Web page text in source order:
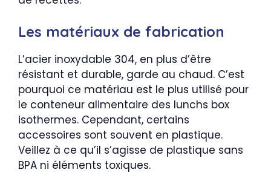
Les matériaux de fabrication
L’acier inoxydable 304, en plus d’être
résistant et durable, garde au chaud. C’est
pourquoi ce matériau est le plus utilisé pour
le conteneur alimentaire des lunchs box
isothermes. Cependant, certains
accessoires sont souvent en plastique.
Veillez à ce qu’il s’agisse de plastique sans
BPA ni éléments toxiques.